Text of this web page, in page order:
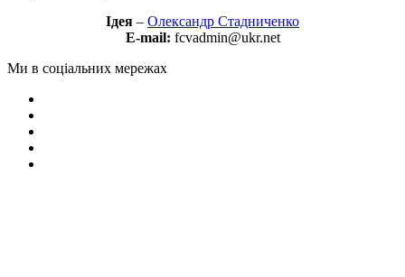
Ідея – Олександр Стадниченко
E-mail: fcvadmin@ukr.net
Ми в соціальних мережах